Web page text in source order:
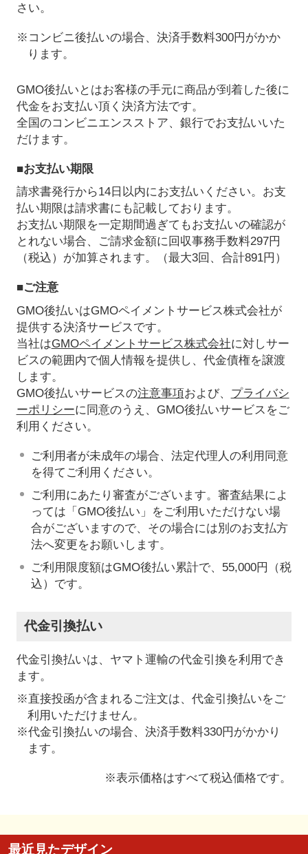
さい。
※コンビニ後払いの場合、決済手数料300円がかか
ります。
GMO後払いとはお客様の手元に商品が到着した後に
代金をお支払い頂く決済方法です。
全国のコンビニエンスストア、銀行でお支払いいた
だけます。
■お支払い期限
請求書発行から14日以内にお支払いください。お支
払い期限は請求書にも記載しております。
お支払い期限を一定期間過ぎてもお支払いの確認が
とれない場合、ご請求金額に回収事務手数料297円
（税込）が加算されます。（最大3回、合計891円）
■ご注意
GMO後払いはGMOペイメントサービス株式会社が
提供する決済サービスです。
当社はGMOペイメントサービス株式会社に対しサー
ビスの範囲内で個人情報を提供し、代金債権を譲渡
します。
GMO後払いサービスの注意事項および、 プライバシ
ーポリシーに同意のうえ、GMO後払いサービスをご
利用ください。
ご利用者が未成年の場合、法定代理人の利用同意
を得てご利用ください。
ご利用にあたり審査がございます。審査結果によ
っては「GMO後払い」をご利用いただけない場
合がございますので、その場合には別のお支払方
法へ変更をお願いします。
ご利用限度額はGMO後払い累計で、55,000円（税
込）です。
代金引換払い
代金引換払いは、ヤマト運輸の代金引換を利用でき
ます。
※直接投函が含まれるご注文は、代金引換払いをご
利用いただけません。
※代金引換払いの場合、決済手数料330円がかかり
ます。
※表示価格はすべて税込価格です。
最近見たデザイン